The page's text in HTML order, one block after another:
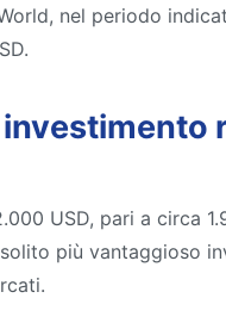
nel periodo
USD, pari a circa
più vantaggioso